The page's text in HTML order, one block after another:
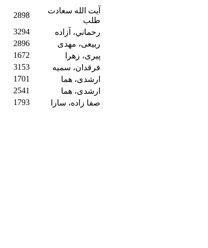
آیت الله سعادت
طلب
2898
رحماني، آزاده
3294
ربیعی، مهدی
2896
پیری، زهرا
1672
فرقدان، سمیه
3153
ارشدی، هما
1701
ارشدی، هما
2541
صفا زاده، سارا 1793